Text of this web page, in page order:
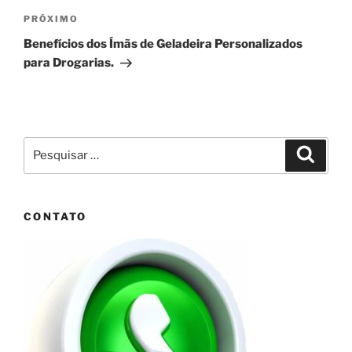
Próximo
post
PRÓXIMO
Benefícios dos Ímãs de Geladeira Personalizados
para Drogarias.
por:
CONTATO